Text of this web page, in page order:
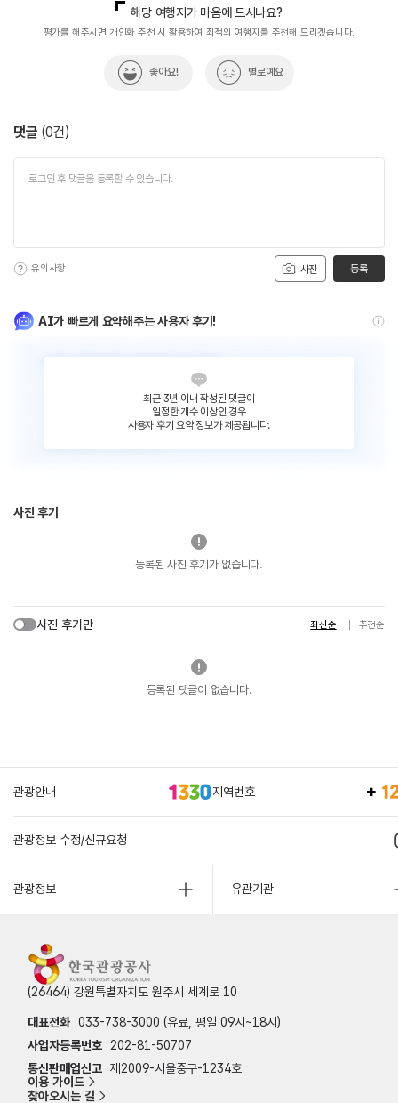
해당 여행지가 마음에 드시나요?
평가를 해주시면 개인화 추천 시 활용하여 최적의 여행지를 추천해 드리겠습니다.
좋아요! 별로예요
댓글 (0건)
사진
유의사항 등록
AI가 빠르게 요약해주는 사용자 후기!
최근 3년 이내 작성된 댓글이
일정한 개수 이상인 경우
사용자 후기 요약 정보가 제공됩니다.
사진 후기
등록된 사진 후기가 없습니다.
사진 후기만 최신순 추천순
등록된 댓글이 없습니다.
관광안내 지역번호
관광정보 수정/신규요청
관광정보 유관기관
(26464) 강원특별자치도 원주시 세계로 10
대표전화 033-738-3000 (유료, 평일 09시~18시)
사업자등록번호
202-81-50707
통신판매업신고 제2009-서울중구-1234호
이용 가이드
찾아오시는 길